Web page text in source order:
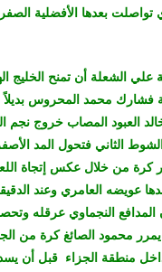
بعدها الأفضلية
الشعلة أن تمنح الخليج
الدكة الخلجاوية فشارك محمد
الصايغ بديل لخالد العبود المصاب
الثاني فتحول المد
خلالها عدة محاولات فحاول عند الدقيقة 75 ومرر
النجماوي عرقله
ترجمها حسين تركي لهدف التقدم الثالث وعند الدقيقة 91
منطقة الجزاء قبل أن